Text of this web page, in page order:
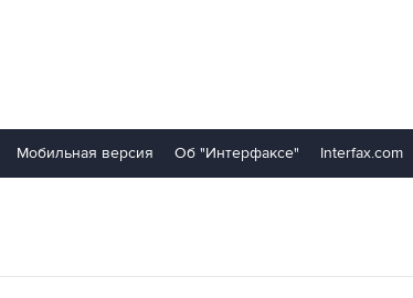
Мобильная версия Об "Интерфаксе" Interfax.com